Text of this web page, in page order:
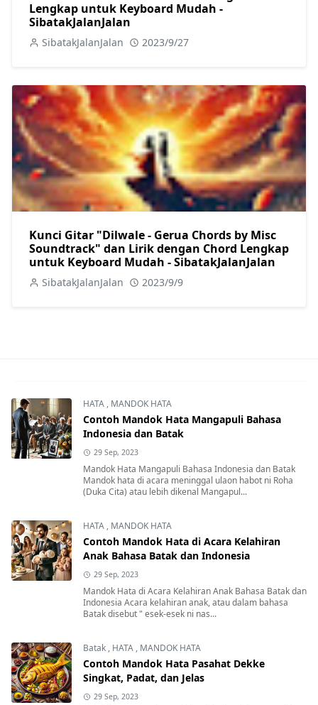
Lengkap untuk Keyboard Mudah -
SibatakJalanJalan
SibatakJalanJalan 2023/9/27
Kunci Gitar "Dilwale - Gerua Chords by Misc
Soundtrack" dan Lirik dengan Chord Lengkap
untuk Keyboard Mudah - SibatakJalanJalan
SibatakJalanJalan 2023/9/9
HATA , MANDOK HATA
Contoh Mandok Hata Mangapuli Bahasa
Indonesia dan Batak
29 Sep, 2023
Mandok Hata Mangapuli Bahasa Indonesia dan Batak
Mandok hata di acara meninggal ulaon habot ni Roha
(Duka Cita) atau lebih dikenal Mangapul...
HATA , MANDOK HATA
Contoh Mandok Hata di Acara Kelahiran
Anak Bahasa Batak dan Indonesia
29 Sep, 2023
Mandok Hata di Acara Kelahiran Anak Bahasa Batak dan
Indonesia Acara kelahiran anak, atau dalam bahasa
Batak disebut " esek-esek ni nas...
Batak , HATA , MANDOK HATA
Contoh Mandok Hata Pasahat Dekke
Singkat, Padat, dan Jelas
29 Sep, 2023